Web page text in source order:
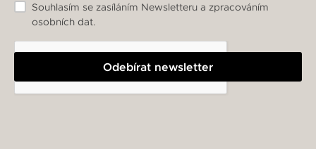
Odebírat newsletter
Souhlasím se zasíláním Newsletteru a zpracováním
osobních dat.